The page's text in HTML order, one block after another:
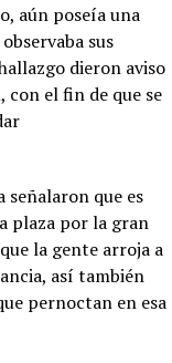
aún poseía una
sus
dieron aviso
con el fin de que se
señalaron que es
plaza por la gran
la gente arroja a
así también
pernoctan en esa